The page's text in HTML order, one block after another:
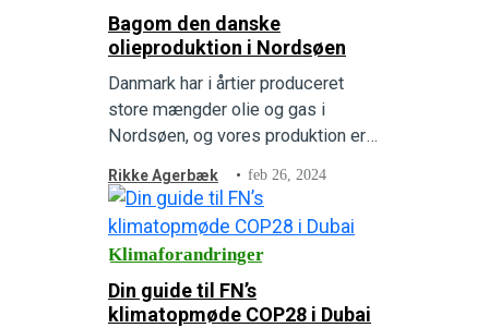
Bagom den danske
olieproduktion i Nordsøen
Danmark har i årtier produceret
store mængder olie og gas i
Nordsøen, og vores produktion er
den danske olie- og gasproduktion
egentlig, og hvorfor stiger den? Vi
klæder dig på til at tage
diskussionen om udfasning af den
danske olieproduktion i Nordsøen.
Rikke Agerbæk feb 26, 2024
Klimaforandringer
Din guide til FN’s
klimatopmøde COP28 i Dubai